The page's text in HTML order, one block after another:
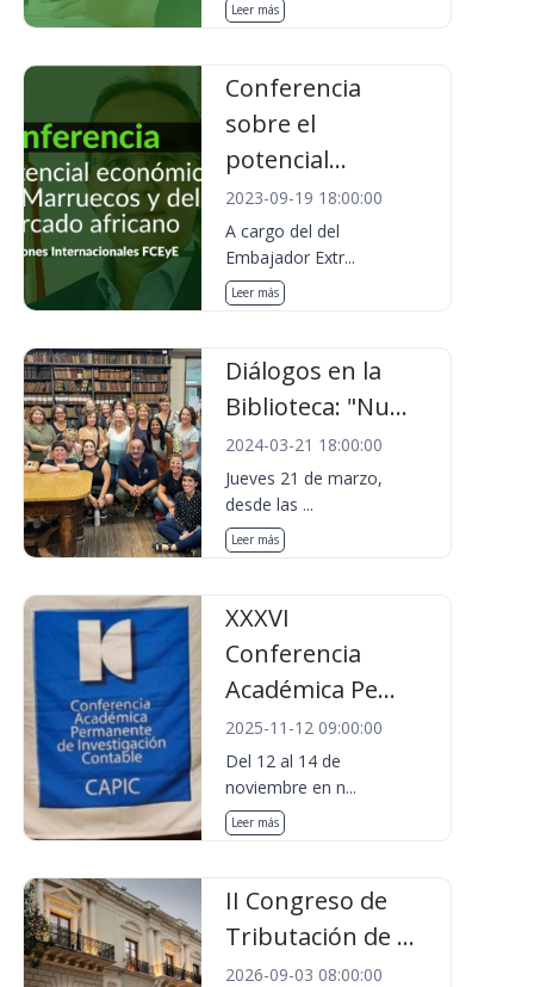
Leer más
Conferencia
sobre el
potencial...
2023-09-19 18:00:00
A cargo del del
Embajador Extr...
Leer más
Diálogos en la
Biblioteca: "Nu...
2024-03-21 18:00:00
Jueves 21 de marzo,
desde las ...
Leer más
XXXVI
Conferencia
Académica Pe...
2025-11-12 09:00:00
Del 12 al 14 de
noviembre en n...
Leer más
II Congreso de
Tributación de ...
2026-09-03 08:00:00